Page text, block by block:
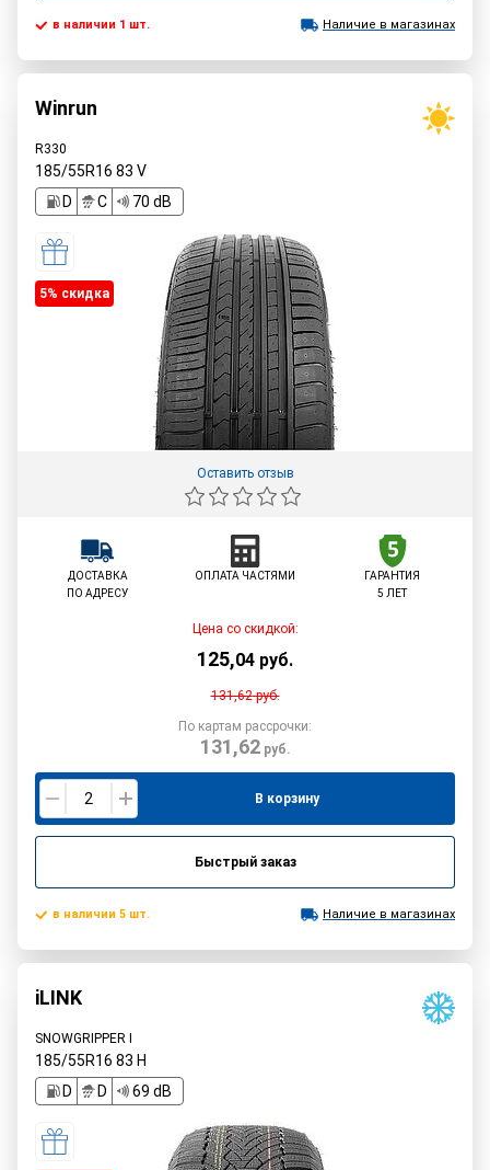
в наличии 1 шт. Наличие в магазинах
Winrun
R330
185/55R16 83 V
D
C 70 dB
5% cкидка
Оставить отзыв
ДОСТАВКА
ПО АДРЕСУ
ОПЛАТА ЧАСТЯМИ
ГАРАНТИЯ
5 ЛЕТ
Цена со скидкой:
125,04 руб.
131,62руб.
По картам рассрочки:
131,62руб.
В корзину
Быстрый заказ
в наличии 5 шт. Наличие в магазинах
iLINK
SNOWGRIPPER I
185/55R16 83 H
D
D 69 dB